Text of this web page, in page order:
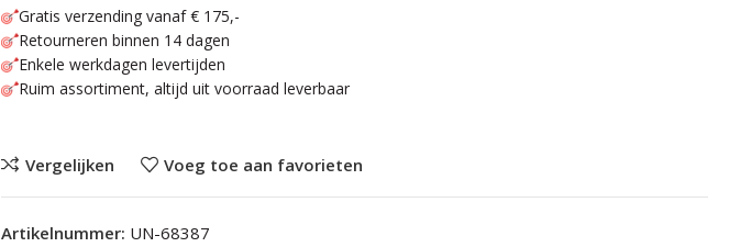
Gratis verzending vanaf € 175,-
Retourneren binnen 14 dagen
Enkele werkdagen levertijden
Ruim assortiment, altijd uit voorraad leverbaar
Vergelijken Voeg toe aan favorieten
Artikelnummer: UN-68387